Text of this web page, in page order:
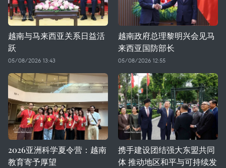
越南与马来西亚关系日益活
跃
05/08/2026 13:43
越南政府总理黎明兴会见马
来西亚国防部长
05/08/2026 12:55
2026亚洲科学夏令营：越南
教育寄予厚望
携手建设团结强大东盟共同
体 推动地区和平与可持续发